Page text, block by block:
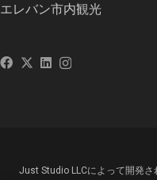
エレバン市内観光
Just Studio LLCによって開発さ